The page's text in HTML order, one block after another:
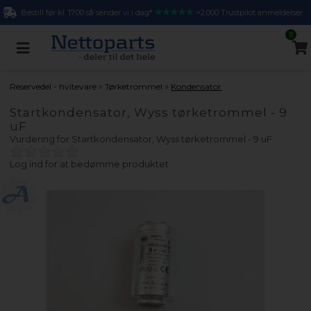
Bestill før kl. 17.00 så sender vi i dag* >2.000 Trustpilot anmeldelser
0
Reservedel - hvitevare »Tørketrommel » Kondensator
Startkondensator, Wyss tørketrommel - 9
uF
Vurdering for Startkondensator, Wyss tørketrommel - 9 uF
Log ind for at bedømme produktet